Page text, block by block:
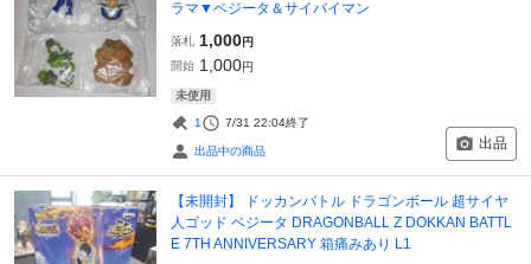
ラマ▼ベジータ＆サイバイマン
落札 1,000円
開始 1,000円
未使用
1 7/31 22:04終了
出品中の商品 出品
【未開封】 ドッカンバトル ドラゴンボール 超サイヤ
人ゴッド ベジータ DRAGONBALL Z DOKKAN BATTL
E 7TH ANNIVERSARY 箱痛みあり L1